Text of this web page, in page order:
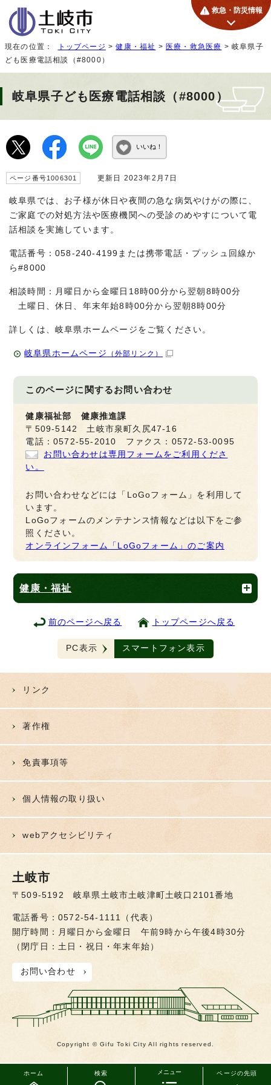
救急・防災情報
現在の位置： トップページ >健康・福祉 >医療・救急医療 > 岐阜県子
ども医療電話相談（#8000）
岐阜県子ども医療電話相談（#8000）
いいね！
ページ番号1006301 更新日 2023年2月7日
岐阜県では、お子様が休日や夜間の急な病気やけがの際に、
ご家庭での対処方法や医療機関への受診のめやすについて電
話相談を実施しています。
電話番号：058-240-4199または携帯電話・プッシュ回線か
ら#8000
相談時間：月曜日から金曜日18時00分から翌朝8時00分
土曜日、休日、年末年始8時00分から翌朝8時00分
詳しくは、岐阜県ホームページをご覧ください。
岐阜県ホームページ （外部リンク）
このページに関するお問い合わせ
健康福祉部 健康推進課
〒509-5142 土岐市泉町久尻47-16
電話：0572-55-2010 ファクス：0572-53-0095
お問い合わせは専用フォームをご利用くださ
い。
お問い合わせなどには「LoGoフォーム」を利用して
います。
LoGoフォームのメンテナンス情報などは以下をご参
照ください。
オンラインフォーム「LoGoフォーム」のご案内
健康・福祉
前のページへ戻る トップページへ戻る
PC表示 スマートフォン表示
ホーム 検索 メニュー ページの先頭
リンク
著作権
免責事項等
個人情報の取り扱い
webアクセシビリティ
土岐市
〒509-5192 岐阜県土岐市土岐津町土岐口2101番地
電話番号：0572-54-1111（代表）
開庁時間：月曜日から金曜日 午前9時から午後4時30分
（閉庁日：土日・祝日・年末年始）
お問い合わせ
Copyright © Gifu Toki City All rights reserved.